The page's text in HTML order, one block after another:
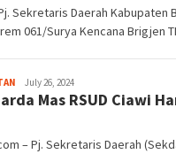
Sekretaris Daerah Kabupaten
061/Surya Kencana Brigjen
Aga
Alamanda
July 26, 2024
Mas RSUD Ciawi
– Pj. Sekretaris Daerah